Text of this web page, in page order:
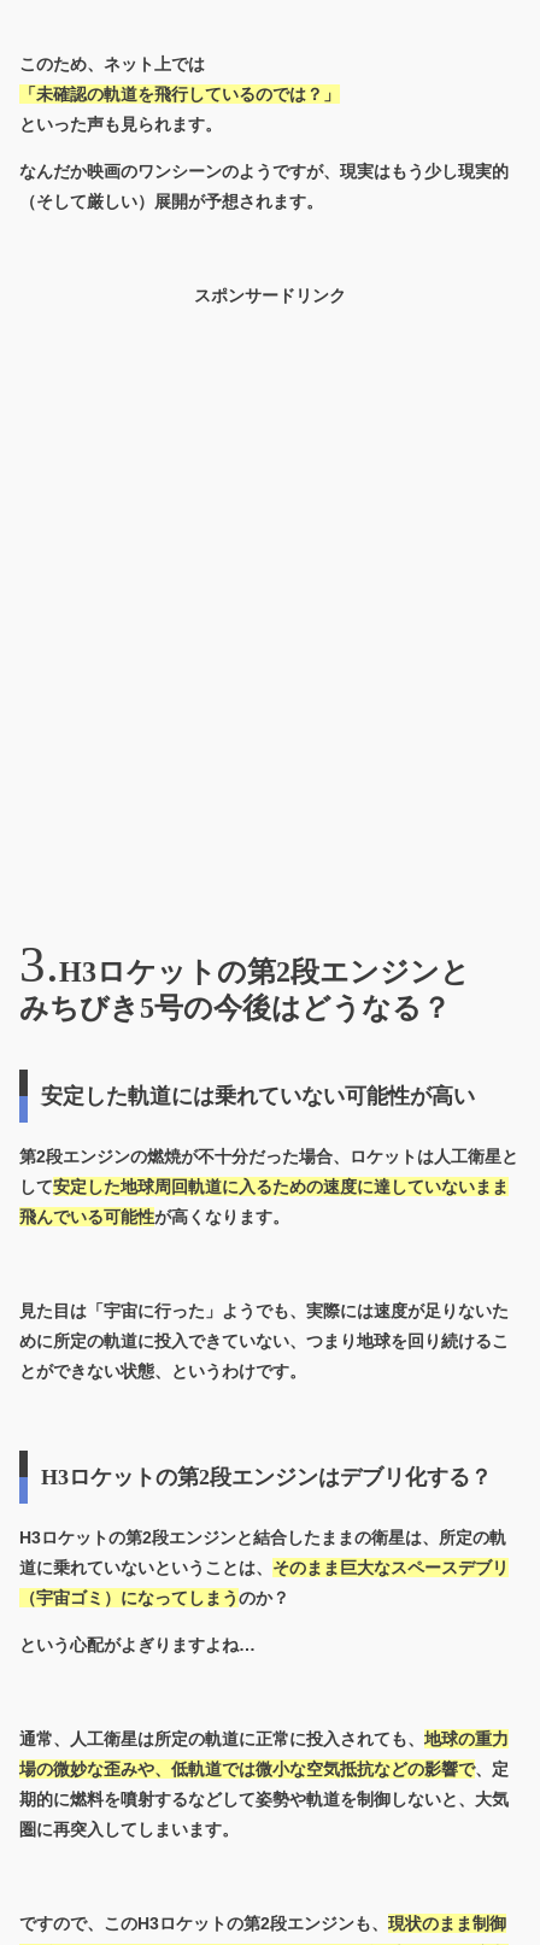
このため、ネット上では
「未確認の軌道を飛行しているのでは？」
といった声も見られます。
なんだか映画のワンシーンのようですが、現実はもう少し現実的
（そして厳しい）展開が予想されます。
スポンサードリンク
H3ロケットの第2段エンジンと
みちびき5号の今後はどうなる？
安定した軌道には乗れていない可能性が高い
第2段エンジンの燃焼が不十分だった場合、ロケットは人工衛星と
して安定した地球周回軌道に入るための速度に達していないまま
飛んでいる可能性が高くなります。
見た目は「宇宙に行った」ようでも、実際には速度が足りないた
めに所定の軌道に投入できていない、つまり地球を回り続けるこ
とができない状態、というわけです。
H3ロケットの第2段エンジンはデブリ化する？
H3ロケットの第2段エンジンと結合したままの衛星は、所定の軌
道に乗れていないということは、 そのまま巨大なスペースデブリ
（宇宙ゴミ）になってしまうのか？
という心配がよぎりますよね…
通常、人工衛星は所定の軌道に正常に投入されても、 地球の重力
場の微妙な歪みや、低軌道では微小な空気抵抗などの影響で、定
期的に燃料を噴射するなどして姿勢や軌道を制御しないと、大気
圏に再突入してしまいます。
ですので、このH3ロケットの第2段エンジンも、 現状のまま制御